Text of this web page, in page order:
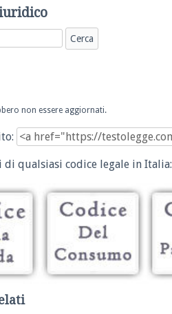
non essere aggiornati.
qualsiasi codice legale in Italia: